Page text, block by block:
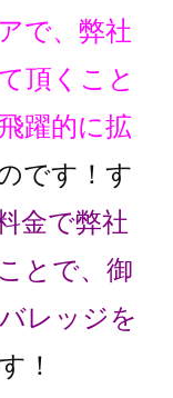
で、弊社
頂くこと
躍的に拡
です！ す
金で弊社
とで、 御
レッジを
！